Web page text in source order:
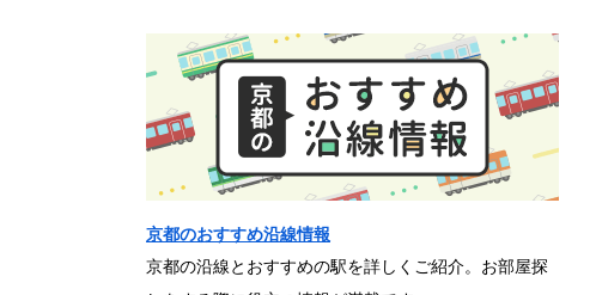
京都のおすすめ沿線情報
京都の沿線とおすすめの駅を詳しくご紹介。お部屋探